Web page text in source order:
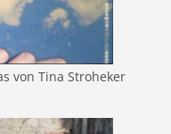
von Tina Stroheker